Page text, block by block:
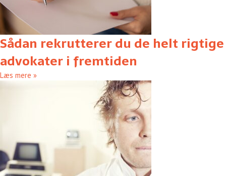
Sådan rekrutterer du de helt rigtige
advokater i fremtiden
Læs mere »